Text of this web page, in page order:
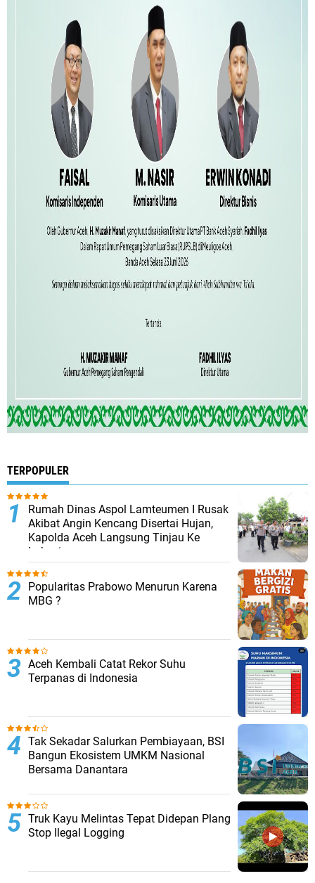
TERPOPULER
Rumah Dinas Aspol Lamteumen I Rusak
Akibat Angin Kencang Disertai Hujan,
Kapolda Aceh Langsung Tinjau Ke
Lokasi
Popularitas Prabowo Menurun Karena
MBG ?
Aceh Kembali Catat Rekor Suhu
Terpanas di Indonesia
Tak Sekadar Salurkan Pembiayaan, BSI
Bangun Ekosistem UMKM Nasional
Bersama Danantara
Truk Kayu Melintas Tepat Didepan Plang
Stop Ilegal Logging